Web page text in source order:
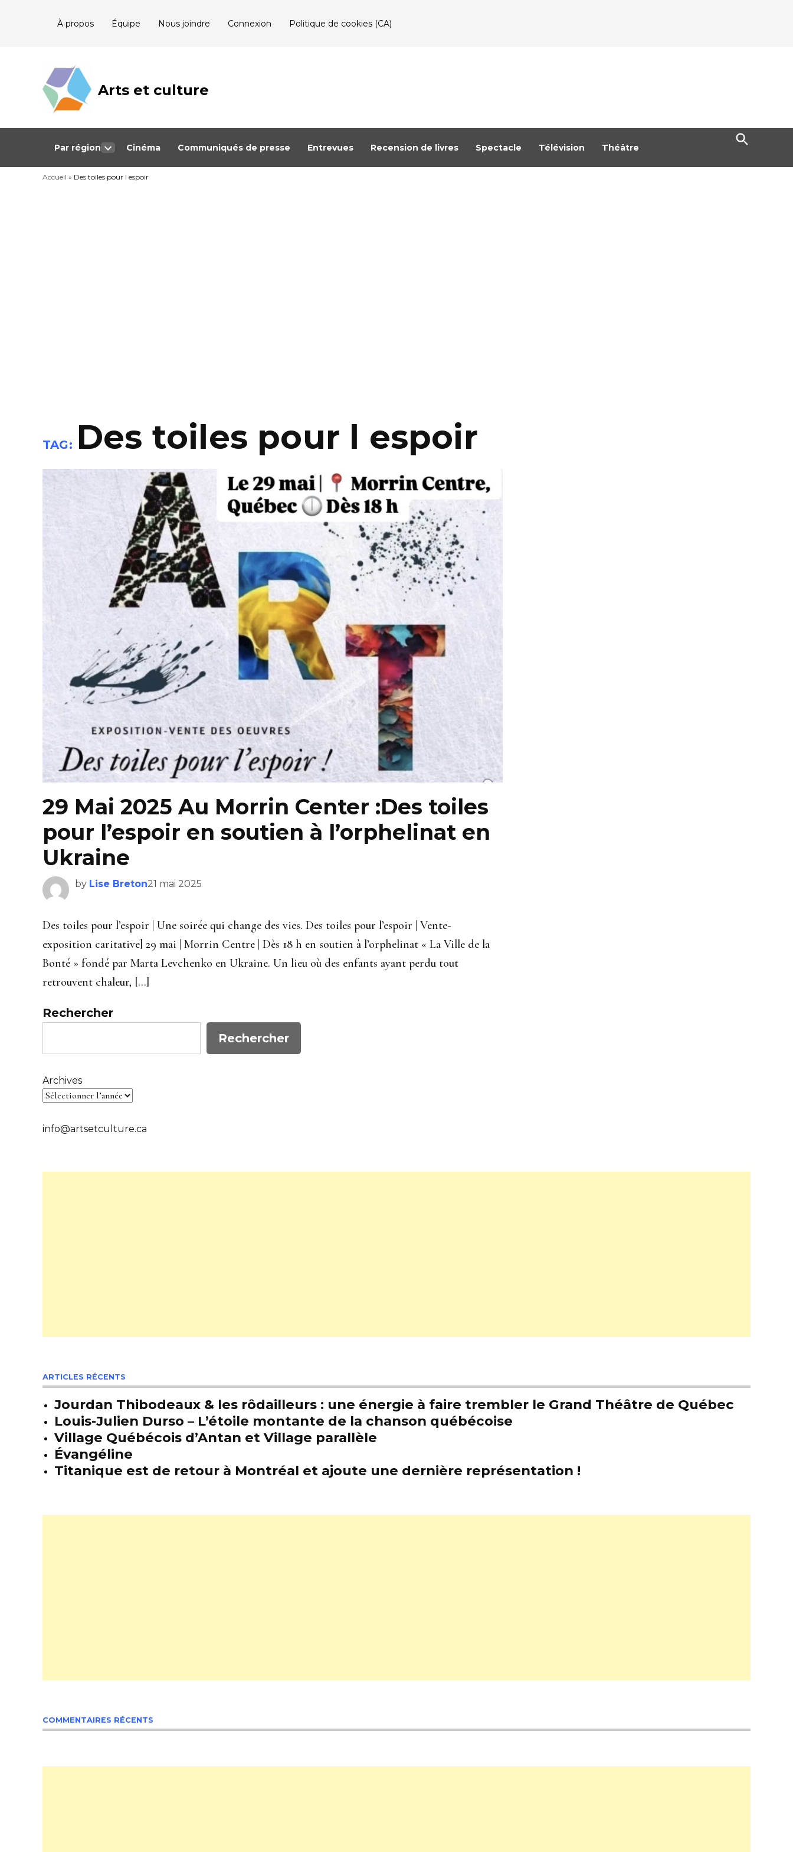
À propos Équipe Nous joindre Connexion Politique de cookies (CA)
Arts et culture
Journalisme
Québec
Par région
dropdown
menu
Cinéma Communiqués de presse Entrevues Recension de livres Spectacle Télévision Théâtre
Open
Search
Accueil » Des toiles pour l espoir
TAG: Des toiles pour l espoir
29 Mai 2025 Au Morrin Center :Des toiles
pour l’espoir en soutien à l’orphelinat en
Ukraine
by Lise Breton21 mai 2025
Des toiles pour l’espoir | Une soirée qui change des vies. Des toiles pour l’espoir | Vente-
exposition caritative] 29 mai | Morrin Centre | Dès 18 h en soutien à l’orphelinat « La Ville de la
Bonté » fondé par Marta Levchenko en Ukraine. Un lieu où des enfants ayant perdu tout
retrouvent chaleur, […]
Rechercher
Rechercher
Archives
info@artsetculture.ca
ARTICLES RÉCENTS
Jourdan Thibodeaux & les rôdailleurs : une énergie à faire trembler le Grand Théâtre de Québec
Louis-Julien Durso – L’étoile montante de la chanson québécoise
Village Québécois d’Antan et Village parallèle
Évangéline
Titanique est de retour à Montréal et ajoute une dernière représentation !
COMMENTAIRES RÉCENTS